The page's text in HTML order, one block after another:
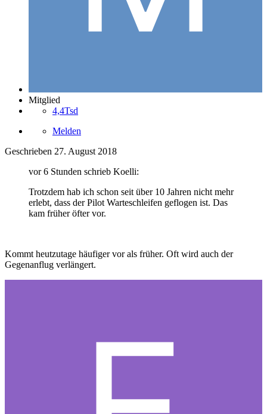
Mitglied
4,4Tsd
Melden
Geschrieben 27. August 2018
vor 6 Stunden schrieb Koelli:
Trotzdem hab ich schon seit über 10 Jahren nicht mehr
erlebt, dass der Pilot Warteschleifen geflogen ist. Das
kam früher öfter vor.
Kommt heutzutage häufiger vor als früher. Oft wird auch der
Gegenanflug verlängert.